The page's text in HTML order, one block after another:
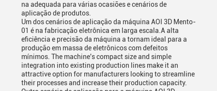
na adequada para várias ocasiões e cenários de
aplicação de produtos.
Um dos cenários de aplicação da máquina AOI 3D Mento-
01 é na fabricação eletrônica em larga escala.A alta
eficiência e precisão da máquina a tornam ideal para a
produção em massa de eletrônicos com defeitos
mínimos. The machine's compact size and simple
integration into existing production lines make it an
attractive option for manufacturers looking to streamline
their processes and increase their production capacity.